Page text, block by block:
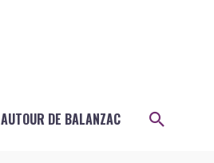
AUTOUR DE BALANZAC